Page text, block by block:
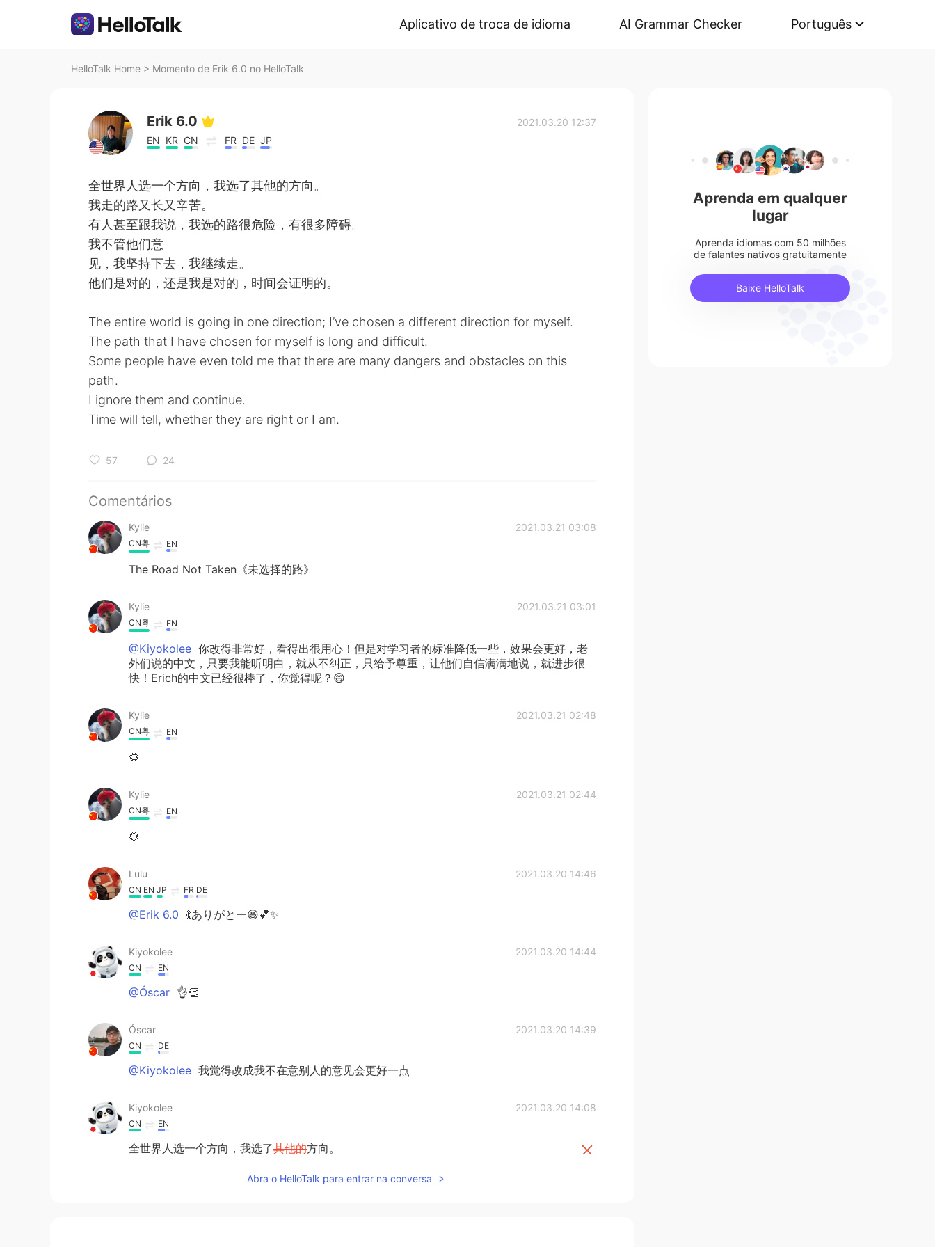
Aplicativo de troca de idioma AI Grammar Checker Português
HelloTalk Home > Momento de Erik 6.0 no HelloTalk
Erik 6.0
EN KR CN FR DE JP
2021.03.20 12:37
全世界人选一个方向，我选了其他的方向。
我走的路又长又辛苦。
有人甚至跟我说，我选的路很危险，有很多障碍。
我不管他们意
见，我坚持下去，我继续走。
他们是对的，还是我是对的，时间会证明的。
The entire world is going in one direction; I’ve chosen a different direction for myself.
The path that I have chosen for myself is long and difficult.
Some people have even told me that there are many dangers and obstacles on this
path.
I ignore them and continue.
Time will tell, whether they are right or I am.
57 24
Comentários
Kylie 2021.03.21 03:08
CN粤 EN
The Road Not Taken《未选择的路》
Kylie 2021.03.21 03:01
CN粤 EN
@Kiyokolee 你改得非常好，看得出很用心！但是对学习者的标准降低一些，效果会更好，老
外们说的中文，只要我能听明白，就从不纠正，只给予尊重，让他们自信满满地说，就进步很
快！Erich的中文已经很棒了，你觉得呢？😄
Kylie 2021.03.21 02:48
CN粤 EN
🌻
Kylie 2021.03.21 02:44
CN粤 EN
🌻
Lulu 2021.03.20 14:46
CN EN JP FR DE
@Erik 6.0 💃ありがとー😆💕✨
Kiyokolee 2021.03.20 14:44
CN EN
@Óscar 👌👏
Óscar 2021.03.20 14:39
CN DE
@Kiyokolee 我觉得改成我不在意别人的意见会更好一点
Kiyokolee 2021.03.20 14:08
CN EN
全世界人选一个方向，我选了其他的方向。
Abra o HelloTalk para entrar na conversa
Aprenda em qualquer
lugar
Aprenda idiomas com 50 milhões
de falantes nativos gratuitamente
Baixe HelloTalk